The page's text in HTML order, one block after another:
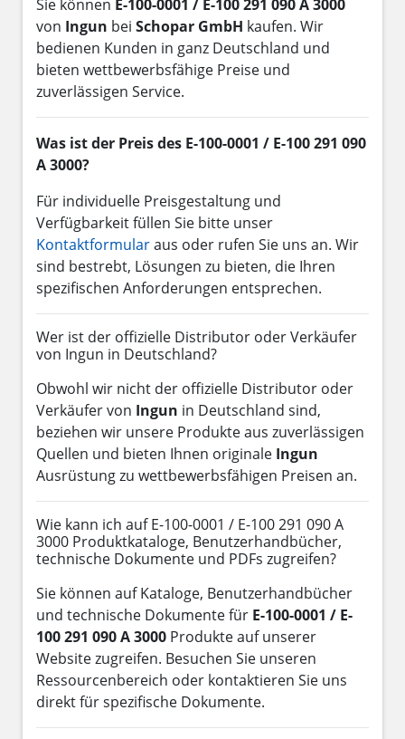
Sie können E-100-0001 / E-100 291 090 A 3000
von Ingun bei Schopar GmbH kaufen. Wir
bedienen Kunden in ganz Deutschland und
bieten wettbewerbsfähige Preise und
zuverlässigen Service.
Was ist der Preis des E-100-0001 / E-100 291 090
A 3000?
Für individuelle Preisgestaltung und
Verfügbarkeit füllen Sie bitte unser
Kontaktformularaus oder rufen Sie uns an. Wir
sind bestrebt, Lösungen zu bieten, die Ihren
spezifischen Anforderungen entsprechen.
Wer ist der offizielle Distributor oder Verkäufer
von Ingun in Deutschland?
Obwohl wir nicht der offizielle Distributor oder
Verkäufer von Ingun in Deutschland sind,
beziehen wir unsere Produkte aus zuverlässigen
Quellen und bieten Ihnen originale Ingun
Ausrüstung zu wettbewerbsfähigen Preisen an.
Wie kann ich auf E-100-0001 / E-100 291 090 A
3000 Produktkataloge, Benutzerhandbücher,
technische Dokumente und PDFs zugreifen?
Sie können auf Kataloge, Benutzerhandbücher
und technische Dokumente für E-100-0001 / E-
100 291 090 A 3000 Produkte auf unserer
Website zugreifen. Besuchen Sie unseren
Ressourcenbereich oder kontaktieren Sie uns
direkt für spezifische Dokumente.